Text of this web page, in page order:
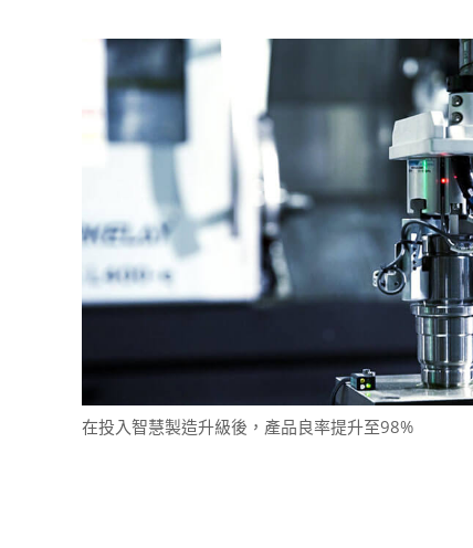
在投入智慧製造升級後，產品良率提升至98%